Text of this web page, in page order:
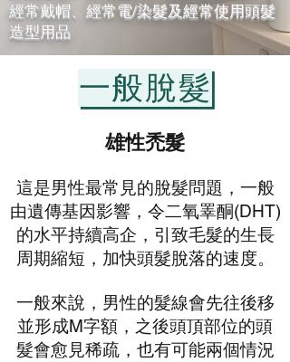
經常戴帽、經常電/染髮及經常使用頭髮
造型用品
一般脫髮
雄性禿髮
這是男性最常見的脫髮問題，一般
由遺傳基因影響，令二氧睪酮(DHT)
的水平持續高企，引致毛髮的生長
周期縮短，加快頭髮脫落的速度。
一般來說，男性的髮線會先往後移
並形成M字額，之後頭頂部位的頭
髮會愈見稀疏，也有可能兩個情況